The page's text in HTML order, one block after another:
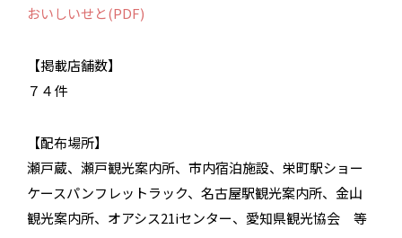
おいしいせと(PDF)
【掲載店舗数】
７４件
【配布場所】
瀬戸蔵、瀬戸観光案内所、市内宿泊施設、栄町駅ショー
ケースパンフレットラック、名古屋駅観光案内所、金山
観光案内所、オアシス21iセンター、愛知県観光協会 等